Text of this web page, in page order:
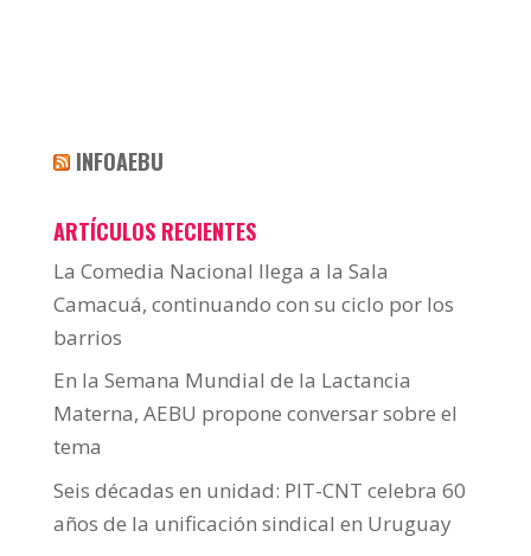
INFOAEBU
ARTÍCULOS RECIENTES
La Comedia Nacional llega a la Sala
Camacuá, continuando con su ciclo por los
barrios
En la Semana Mundial de la Lactancia
Materna, AEBU propone conversar sobre el
tema
Seis décadas en unidad: PIT-CNT celebra 60
años de la unificación sindical en Uruguay